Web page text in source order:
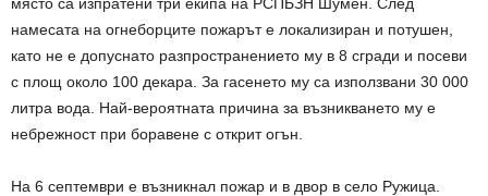
намесата на огнеборците пожарът е локализиран и потушен,
като не е допуснато разпространението му в 8 сгради и посеви
с площ около 100 декара. За гасенето му са използвани 30 000
литра вода. Най-вероятната причина за възникването му е
небрежност при боравене с открит огън.
На 6 септември е възникнал пожар и в двор в село Ружица.